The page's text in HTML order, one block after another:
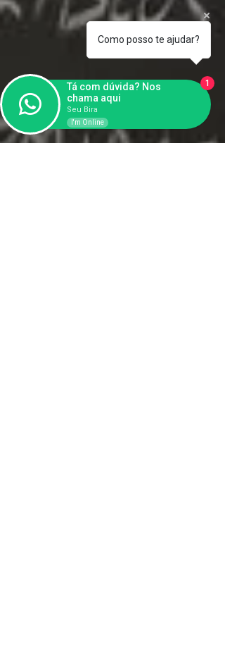
Como posso te ajudar?
Tá com dúvida? Nos
chama aqui
Seu Bira
I'm Online
1